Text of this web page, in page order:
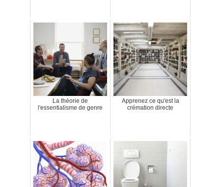
La théorie de
l'essentialisme de genre
Apprenez ce qu'est la
crémation directe